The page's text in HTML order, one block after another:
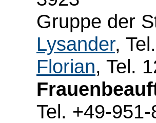
Gruppe der
Lysander,
Florian, Tel.
Tel. +49-